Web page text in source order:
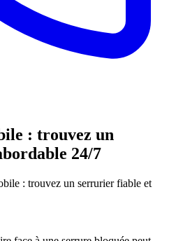
: trouvez un
24/7
: trouvez un serrurier fiable et